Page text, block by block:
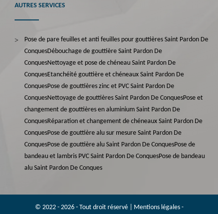
AUTRES SERVICES
Pose de pare feuilles et anti feuilles pour gouttières Saint Pardon De
ConquesDébouchage de gouttière Saint Pardon De
ConquesNettoyage et pose de chéneau Saint Pardon De
ConquesEtanchéité gouttière et chéneaux Saint Pardon De
ConquesPose de gouttières zinc et PVC Saint Pardon De
ConquesNettoyage de gouttières Saint Pardon De ConquesPose et
changement de gouttières en aluminium Saint Pardon De
ConquesRéparation et changement de chéneaux Saint Pardon De
ConquesPose de gouttière alu sur mesure Saint Pardon De
ConquesPose de gouttière alu Saint Pardon De ConquesPose de
bandeau et lambris PVC Saint Pardon De ConquesPose de bandeau
alu Saint Pardon De Conques
© 2022 - 2026 - Tout droit réservé | Mentions légales-